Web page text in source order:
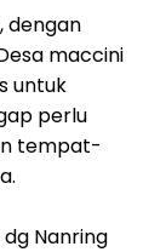
dengan
maccini
untuk
perlu
tempat-
Nanring